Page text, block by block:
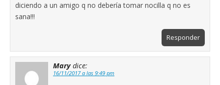
diciendo a un amigo q no debería tomar nocilla q no es
sana!!!
Responder
Mary dice:
16/11/2017 a las 9:49 pm